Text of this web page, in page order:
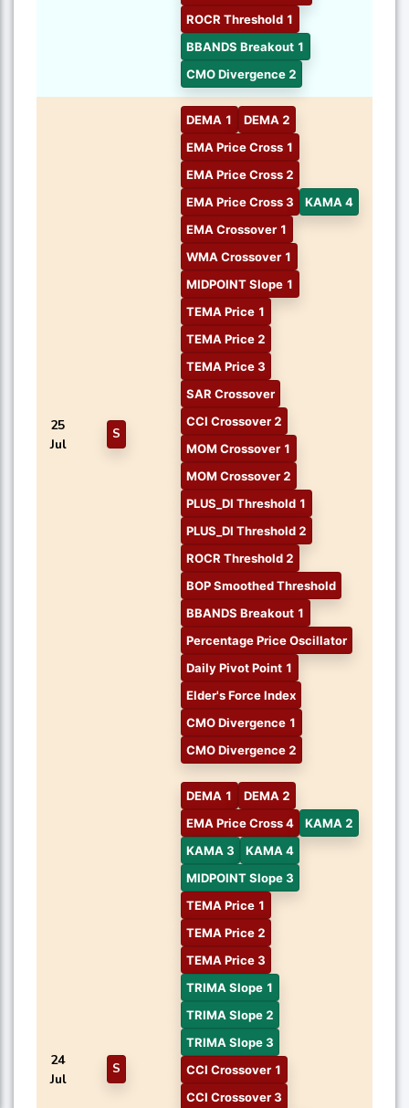
ROCR Threshold 1
BBANDS Breakout 1
CMO Divergence 2
25
Jul
S
DEMA 1
DEMA 2
EMA Price Cross 1
EMA Price Cross 2
EMA Price Cross 3
KAMA 4
EMA Crossover 1
WMA Crossover 1
MIDPOINT Slope 1
TEMA Price 1
TEMA Price 2
TEMA Price 3
SAR Crossover
CCI Crossover 2
MOM Crossover 1
MOM Crossover 2
PLUS_DI Threshold 1
PLUS_DI Threshold 2
ROCR Threshold 2
BOP Smoothed Threshold
BBANDS Breakout 1
Percentage Price Oscillator
Daily Pivot Point 1
Elder's Force Index
CMO Divergence 1
CMO Divergence 2
24
Jul
S
DEMA 1
DEMA 2
EMA Price Cross 4
KAMA 2
KAMA 3
KAMA 4
MIDPOINT Slope 3
TEMA Price 1
TEMA Price 2
TEMA Price 3
TRIMA Slope 1
TRIMA Slope 2
TRIMA Slope 3
CCI Crossover 1
CCI Crossover 3